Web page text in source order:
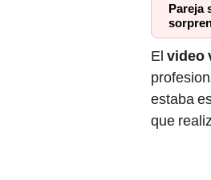
Pareja
El video
estaba
que